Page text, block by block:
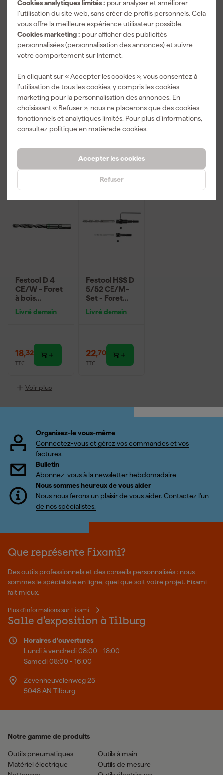
Cookies analytiques limités : pour analyser et améliorer
l’utilisation du site web, sans créer de profils personnels. Cela
vous offre la meilleure expérience utilisateur possible.
Cookies marketing : pour afficher des publicités
personnalisées (personnalisation des annonces) et suivre
votre comportement sur Internet.
En cliquant sur « Accepter les cookies », vous consentez à
l’utilisation de tous les cookies, y compris les cookies
marketing pour la personnalisation des annonces. En
choisissant « Refuser », nous ne placerons que des cookies
fonctionnels et analytiques limités. Pour plus d’informations,
consultez politique en matièrede cookies.
Accepter les cookies
Refuser
Festool BKS
SYS3 25mm -
Coffret à
embouts
Livré demain
Festool BH 60
CE-Imp -
Porte-
embouts
magnétique
Livré demain
Prix de référence
Festool D 3
CE/W - Foret
à bois
hélicoïdal
Livré demain
Festool D 4
CE/W - Foret
à bois
Livré demain
18,32
TTC
Festool HSS D
5/52 CE/M-
Set - Foret
Livré demain
22,70
TTC
Voir plus
Organisez-le vous-même
Connectez-vous et gérez vos commandes et vos
factures.
Bulletin
Abonnez-vous à la newsletter hebdomadaire
Nous sommes heureux de vous aider
Nous nous ferons un plaisir de vous aider. Contactez l'un
de nos spécialistes.
Que représente Fixami?
Des outils professionnels et des conseils personnalisés : nous
sommes le spécialiste en ligne, quel que soit votre projet. Fixami
fait mieux.
Plus d'informations sur Fixami
Salle d'exposition à Tilburg
Horaires d'ouvertures
Lundi à vendredi 08:00 - 18:00
Samedi 08:00 - 16:00
Zevenheuvelenweg 25
5048 AN Tilburg
Notre gamme de produits
Outils pneumatiques
Matériel électrique
Outils à main
Outils de mesure